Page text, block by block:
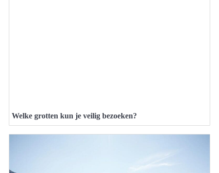
Welke grotten kun je veilig bezoeken?